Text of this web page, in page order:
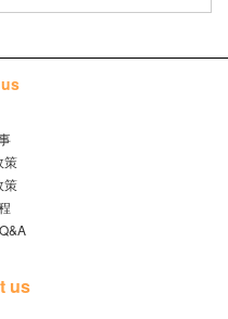
策
策
us